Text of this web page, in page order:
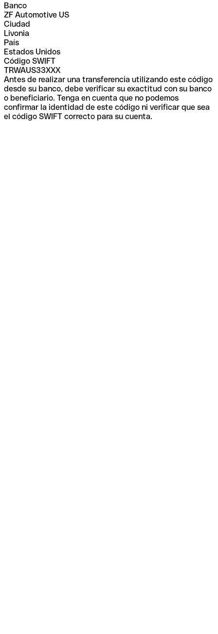
Banco
ZF Automotive US
Ciudad
Livonia
País
Estados Unidos
Código SWIFT
TRWAUS33XXX
Antes de realizar una transferencia utilizando este código
desde su banco, debe verificar su exactitud con su banco
o beneficiario. Tenga en cuenta que no podemos
confirmar la identidad de este código ni verificar que sea
el código SWIFT correcto para su cuenta.